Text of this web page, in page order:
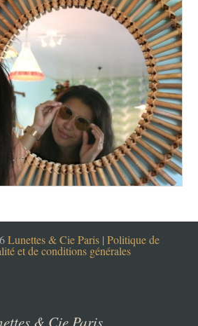
Lunettes & Cie Paris | Politique de
et de conditions générales
& Cie Paris